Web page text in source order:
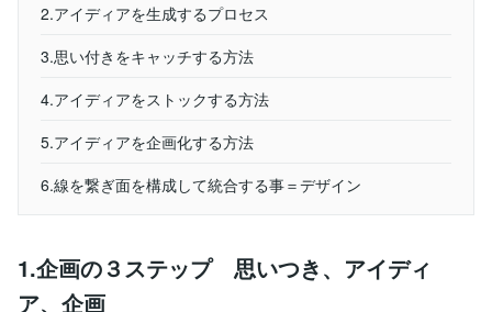
2.アイディアを生成するプロセス
3.思い付きをキャッチする方法
4.アイディアをストックする方法
5.アイディアを企画化する方法
6.線を繋ぎ面を構成して統合する事＝デザイン
1.企画の３ステップ 思いつき、アイディ
ア、企画